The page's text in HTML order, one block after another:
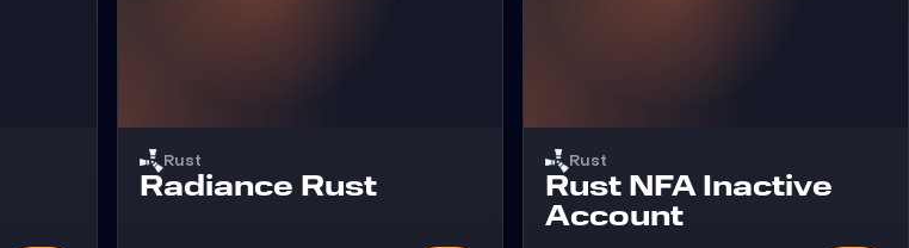
Rust
Radiance Rust外挂
Rust
Rust NFA Inactive
Account